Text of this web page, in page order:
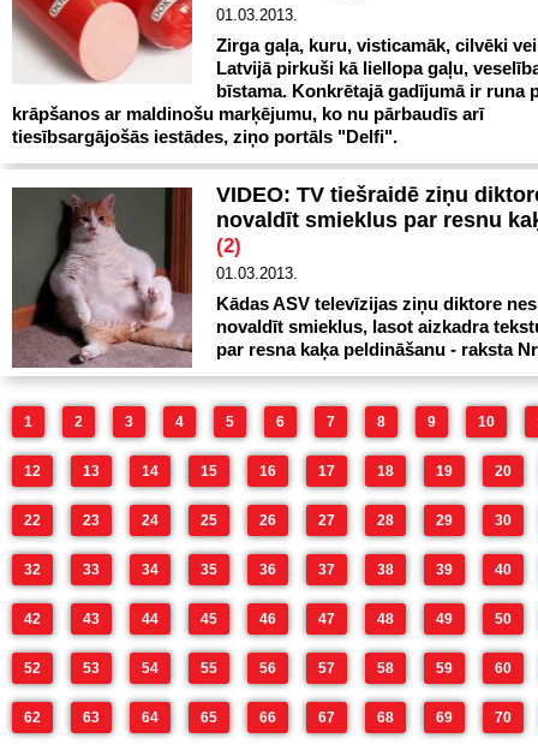
01.03.2013.
Zirga gaļa, kuru, visticamāk, cilvēki
Latvijā pirkuši kā liellopa gaļu,
bīstama. Konkrētajā gadījumā ir runa
krāpšanos ar maldinošu marķējumu, ko nu pārbaudīs arī
tiesībsargājošās iestādes, ziņo portāls "Delfi".
VIDEO: TV tiešraidē ziņu
novaldīt smieklus par resnu
(2)
01.03.2013.
Kādas ASV televīzijas ziņu diktore
novaldīt smieklus, lasot aizkadra
par resna kaķa peldināšanu - raksta
1 2 3 4 5 6 7 8 9 10
12 13 14 15 16 17 18 19 20
22 23 24 25 26 27 28 29 30
32 33 34 35 36 37 38 39 40
42 43 44 45 46 47 48 49 50
52 53 54 55 56 57 58 59 60
62 63 64 65 66 67 68 69 70